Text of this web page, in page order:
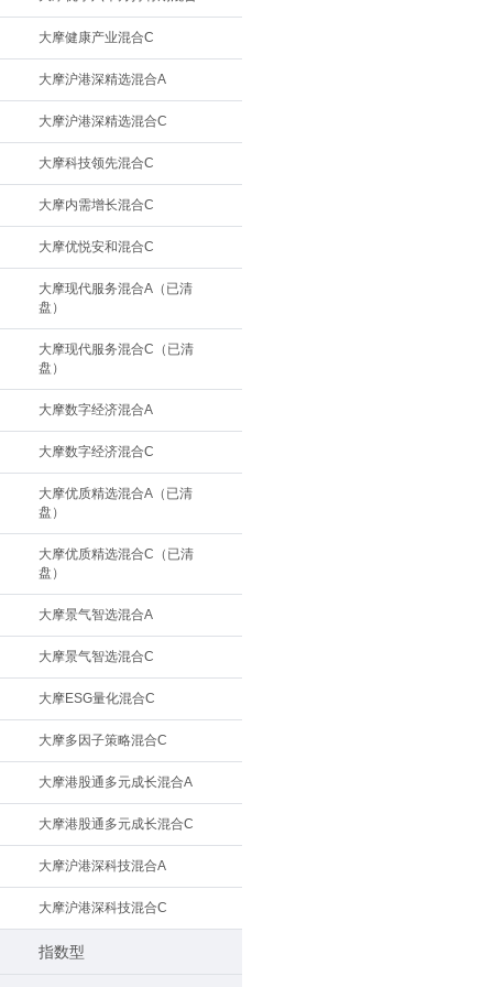
大摩健康产业混合C
大摩沪港深精选混合A
大摩沪港深精选混合C
大摩科技领先混合C
大摩内需增长混合C
大摩优悦安和混合C
大摩现代服务混合A（已清
盘）
大摩现代服务混合C（已清
盘）
大摩数字经济混合A
大摩数字经济混合C
大摩优质精选混合A（已清
盘）
大摩优质精选混合C（已清
盘）
大摩景气智选混合A
大摩景气智选混合C
大摩ESG量化混合C
大摩多因子策略混合C
大摩港股通多元成长混合A
大摩港股通多元成长混合C
大摩沪港深科技混合A
大摩沪港深科技混合C
指数型